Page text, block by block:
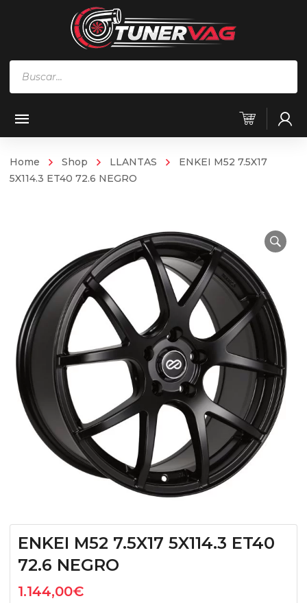
Home Shop LLANTAS
ENKEI M52 7.5X17
5X114.3 ET40 72.6 NEGRO
ENKEI M52 7.5X17 5X114.3 ET40
72.6 NEGRO
1.144,00€